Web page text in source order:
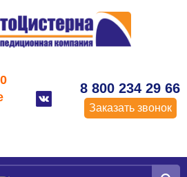
8 800 234 29 66
Заказать звонок